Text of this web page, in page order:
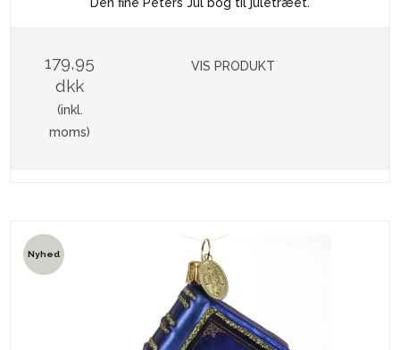
Den fine Peters Jul bog til juletræet.
179,95
dkk
(inkl.
moms)
VIS PRODUKT
Nyhed